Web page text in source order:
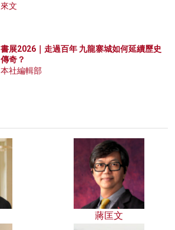
來文
書展2026｜走過百年 九龍寨城如何延續歷史
傳奇？
本社編輯部
蔣匡文